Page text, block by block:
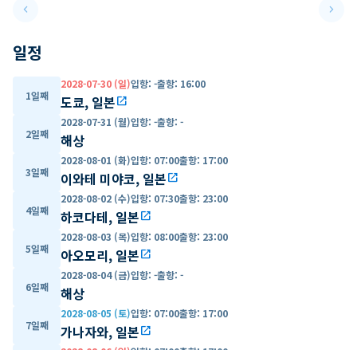
keyboard_arrow_leftPrevious slide keyboard_arrow_right
일정
1일째
2028-07-30 (일)입항: -출항: 16:00
도쿄, 일본open_in_new
2일째
2028-07-31 (월)입항: -출항: -
해상
3일째
2028-08-01 (화)입항: 07:00출항: 17:00
이와테 미야코, 일본open_in_new
4일째
2028-08-02 (수)입항: 07:30출항: 23:00
하코다테, 일본open_in_new
5일째
2028-08-03 (목)입항: 08:00출항: 23:00
아오모리, 일본open_in_new
6일째
2028-08-04 (금)입항: -출항: -
해상
7일째
2028-08-05 (토)입항: 07:00출항: 17:00
가나자와, 일본open_in_new